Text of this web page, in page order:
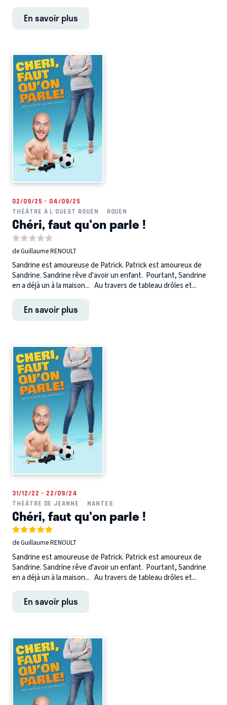
En savoir plus
02/09/25 - 04/09/25
THÉÂTRE À L'OUEST ROUEN
ROUEN
Chéri, faut qu'on parle !
de Guillaume RENOULT
Sandrine est amoureuse de Patrick. Patrick est amoureux de
Sandrine. Sandrine rêve d'avoir un enfant. Pourtant, Sandrine
en a déjà un à la maison... Au travers de tableau drôles et...
En savoir plus
31/12/22 - 22/09/24
THÉÂTRE DE JEANNE
NANTES
Chéri, faut qu'on parle !
de Guillaume RENOULT
Sandrine est amoureuse de Patrick. Patrick est amoureux de
Sandrine. Sandrine rêve d'avoir un enfant. Pourtant, Sandrine
en a déjà un à la maison... Au travers de tableau drôles et...
En savoir plus